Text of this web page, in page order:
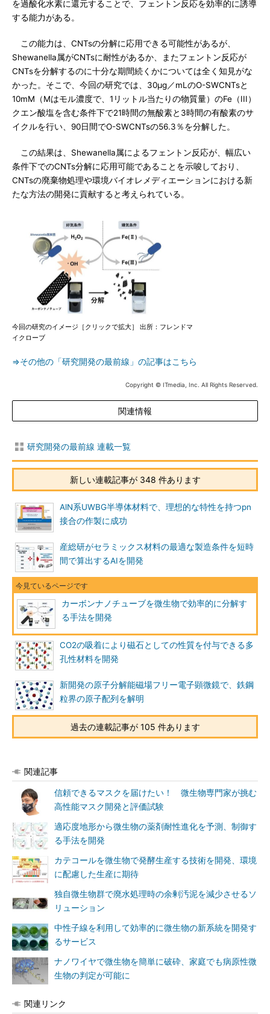
を過酸化水素に還元することで、フェントン反応を効率的に誘導
する能力がある。
この能力は、CNTsの分解に応用できる可能性があるが、
Shewanella属がCNTsに耐性があるか、またフェントン反応が
CNTsを分解するのに十分な期間続くかについては全く知見がな
かった。そこで、今回の研究では、30μg／mLのO-SWCNTsと
10mM（Mはモル濃度で、1リットル当たりの物質量）のFe（III）
クエン酸塩を含む条件下で21時間の無酸素と3時間の有酸素のサ
イクルを行い、90日間でO-SWCNTsの56.3％を分解した。
この結果は、Shewanella属によるフェントン反応が、幅広い
条件下でのCNTs分解に応用可能であることを示唆しており、
CNTsの廃棄物処理や環境バイオレメディエーションにおける新
たな方法の開発に貢献すると考えられている。
今回の研究のイメージ［クリックで拡大］ 出所：フレンドマ
イクローブ
⇒その他の「研究開発の最前線」の記事はこちら
Copyright © ITmedia, Inc. All Rights Reserved.
関連情報
研究開発の最前線 連載一覧
新しい連載記事が 348 件あります
AlN系UWBG半導体材料で、理想的な特性を持つpn
接合の作製に成功
産総研がセラミックス材料の最適な製造条件を短時
間で算出するAIを開発
カーボンナノチューブを微生物で効率的に分解す
る手法を開発
CO2の吸着により磁石としての性質を付与できる多
孔性材料を開発
新開発の原子分解能磁場フリー電子顕微鏡で、鉄鋼
粒界の原子配列を解明
過去の連載記事が 105 件あります
関連記事
信頼できるマスクを届けたい！ 微生物専門家が挑む
高性能マスク開発と評価試験
適応度地形から微生物の薬剤耐性進化を予測、制御す
る手法を開発
カテコールを微生物で発酵生産する技術を開発、環境
に配慮した生産に期待
独自微生物群で廃水処理時の余剰汚泥を減少させるソ
リューション
中性子線を利用して効率的に微生物の新系統を開発す
るサービス
ナノワイヤで微生物を簡単に破砕、家庭でも病原性微
生物の判定が可能に
関連リンク